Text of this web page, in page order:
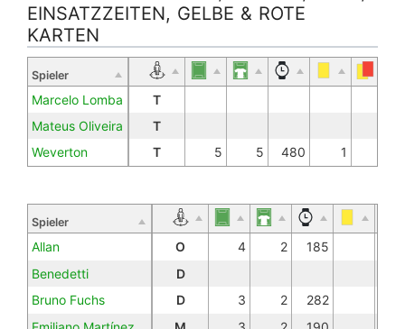
EINSATZZEITEN, GELBE & ROTE
KARTEN
Spieler
Marcelo Lomba
T
Mateus Oliveira
T
Weverton
T 5 5 480 1
Spieler
Allan O 4 2
185
Benedetti
D
Bruno Fuchs
D 3 2
282